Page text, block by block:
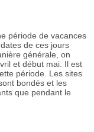
période de vacances
de ces jours
générale, on
et début mai. Il est
période. Les sites
bondés et les
que pendant le